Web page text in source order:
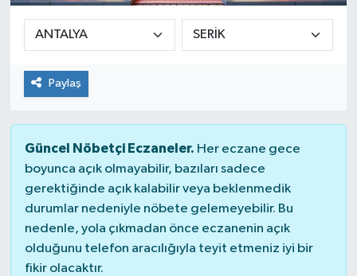
Paylaş
Güncel Nöbetçi Eczaneler. Her eczane gece
boyunca açık olmayabilir, bazıları sadece
gerektiğinde açık kalabilir veya beklenmedik
durumlar nedeniyle nöbete gelemeyebilir. Bu
nedenle, yola çıkmadan önce eczanenin açık
olduğunu telefon aracılığıyla teyit etmeniz iyi bir
fikir olacaktır.
Sağlık
Siyaset
Teknoloji
Türkiye